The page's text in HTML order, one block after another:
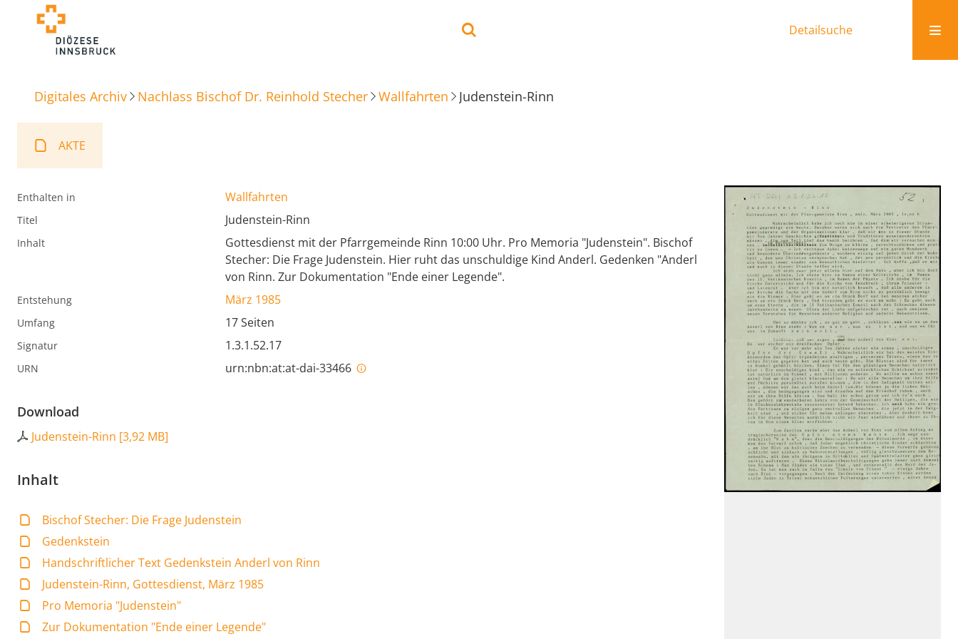
Detailsuche
Digitales Archiv Nachlass Bischof Dr. Reinhold Stecher Wallfahrten Judenstein-Rinn
AKTE
Enthalten in Wallfahrten
Titel Judenstein-Rinn
Inhalt
Gottesdienst mit der Pfarrgemeinde Rinn 10:00 Uhr. Pro Memoria "Judenstein". Bischof
Stecher: Die Frage Judenstein. Hier ruht das unschuldige Kind Anderl. Gedenken "Anderl
von Rinn. Zur Dokumentation "Ende einer Legende".
Entstehung März 1985
Umfang 17 Seiten
Signatur 1.3.1.52.17
URN urn:nbn:at:at-dai-33466
Download
Judenstein-Rinn [3,92 MB]
Inhalt
Bischof Stecher: Die Frage Judenstein
Gedenkstein
Handschriftlicher Text Gedenkstein Anderl von Rinn
Judenstein-Rinn, Gottesdienst, März 1985
Pro Memoria "Judenstein"
Zur Dokumentation "Ende einer Legende"